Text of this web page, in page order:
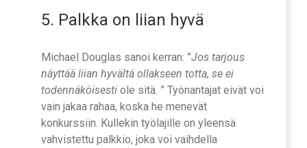
5. Palkka on liian hyvä
Michael Douglas sanoi kerran: ”Jos tarjous
näyttää liian hyvältä ollakseen totta, se ei
todennäköisesti ole sitä. ” Työnantajat eivät voi
vain jakaa rahaa, koska he menevät
konkurssiin. Kullekin työlajille on yleensä
vahvistettu palkkio, joka voi vaihdella